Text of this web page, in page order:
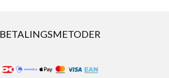
BETALINGSMETODER